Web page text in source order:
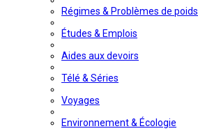
Régimes & Problèmes de poids
Études & Emplois
Aides aux devoirs
Télé & Séries
Voyages
Environnement & Écologie